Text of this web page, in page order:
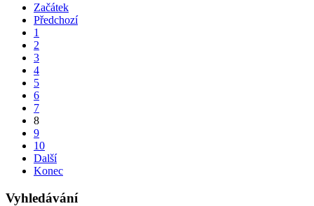
Začátek
Předchozí
1
2
3
4
5
6
7
8
9
10
Další
Konec
Vyhledávání